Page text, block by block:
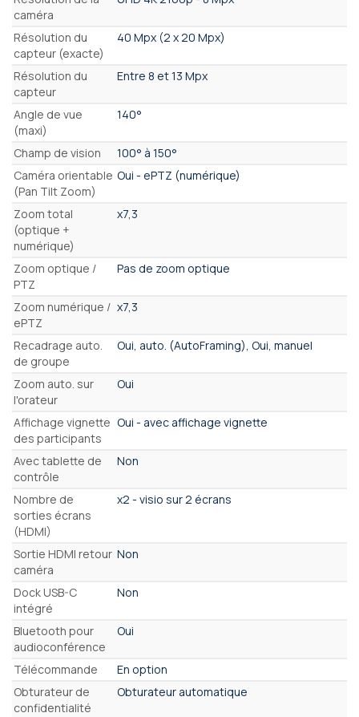
caméra
Résolution du
capteur (exacte)
40 Mpx (2 x 20 Mpx)
Résolution du
capteur
Entre 8 et 13 Mpx
Angle de vue
(maxi)
140°
Champ de vision
100° à 150°
Caméra orientable
(Pan Tilt Zoom)
Oui - ePTZ (numérique)
Zoom total
(optique +
numérique)
x7,3
Zoom optique /
PTZ
Pas de zoom optique
Zoom numérique /
ePTZ
x7,3
Recadrage auto.
de groupe
Oui, auto. (AutoFraming), Oui, manuel
Zoom auto. sur
l'orateur
Oui
Affichage vignette
des participants
Oui - avec affichage vignette
Avec tablette de
contrôle
Non
Nombre de
sorties écrans
(HDMI)
x2 - visio sur 2 écrans
Sortie HDMI retour
caméra
Non
Dock USB-C
intégré
Non
Bluetooth pour
audioconférence
Oui
Télécommande
En option
Obturateur de
confidentialité
Obturateur automatique